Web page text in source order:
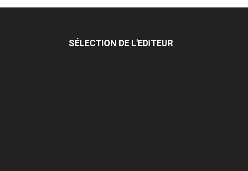
SÉLECTION DE L'EDITEUR